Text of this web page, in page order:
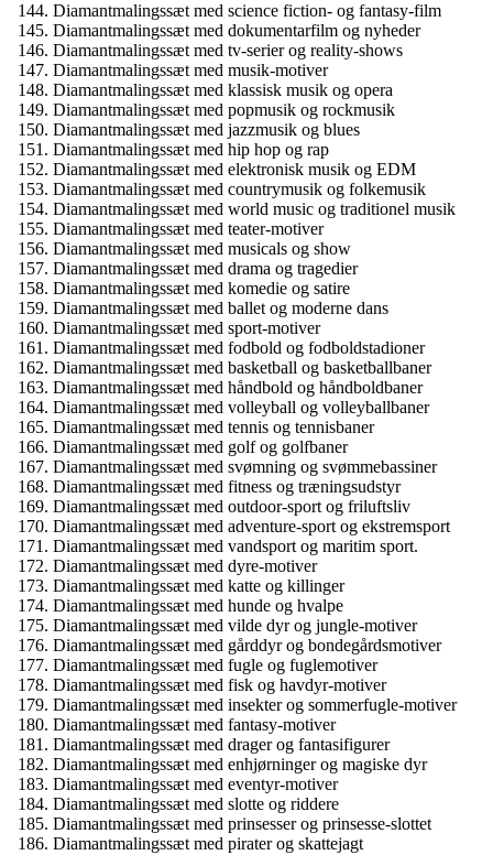
Diamantmalingssæt med science fiction- og fantasy-film
Diamantmalingssæt med dokumentarfilm og nyheder
Diamantmalingssæt med tv-serier og reality-shows
Diamantmalingssæt med musik-motiver
Diamantmalingssæt med klassisk musik og opera
Diamantmalingssæt med popmusik og rockmusik
Diamantmalingssæt med jazzmusik og blues
Diamantmalingssæt med hip hop og rap
Diamantmalingssæt med elektronisk musik og EDM
Diamantmalingssæt med countrymusik og folkemusik
Diamantmalingssæt med world music og traditionel musik
Diamantmalingssæt med teater-motiver
Diamantmalingssæt med musicals og show
Diamantmalingssæt med drama og tragedier
Diamantmalingssæt med komedie og satire
Diamantmalingssæt med ballet og moderne dans
Diamantmalingssæt med sport-motiver
Diamantmalingssæt med fodbold og fodboldstadioner
Diamantmalingssæt med basketball og basketballbaner
Diamantmalingssæt med håndbold og håndboldbaner
Diamantmalingssæt med volleyball og volleyballbaner
Diamantmalingssæt med tennis og tennisbaner
Diamantmalingssæt med golf og golfbaner
Diamantmalingssæt med svømning og svømmebassiner
Diamantmalingssæt med fitness og træningsudstyr
Diamantmalingssæt med outdoor-sport og friluftsliv
Diamantmalingssæt med adventure-sport og ekstremsport
Diamantmalingssæt med vandsport og maritim sport.
Diamantmalingssæt med dyre-motiver
Diamantmalingssæt med katte og killinger
Diamantmalingssæt med hunde og hvalpe
Diamantmalingssæt med vilde dyr og jungle-motiver
Diamantmalingssæt med gårddyr og bondegårdsmotiver
Diamantmalingssæt med fugle og fuglemotiver
Diamantmalingssæt med fisk og havdyr-motiver
Diamantmalingssæt med insekter og sommerfugle-motiver
Diamantmalingssæt med fantasy-motiver
Diamantmalingssæt med drager og fantasifigurer
Diamantmalingssæt med enhjørninger og magiske dyr
Diamantmalingssæt med eventyr-motiver
Diamantmalingssæt med slotte og riddere
Diamantmalingssæt med prinsesser og prinsesse-slottet
Diamantmalingssæt med pirater og skattejagt